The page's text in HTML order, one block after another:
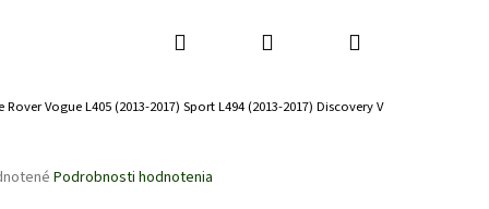
Hľadať PrihlásenieNákupný
Vogue L405 (2013-2017) Sport L494 (2013-2017) Discovery V
Podrobnosti hodnotenia